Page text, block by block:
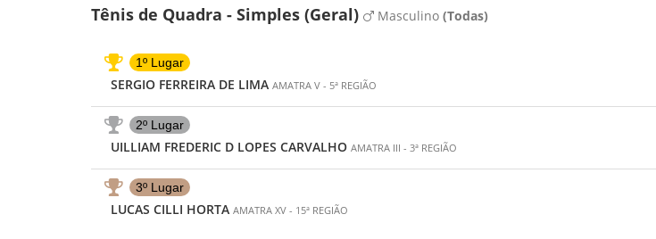
Tênis de Quadra - Simples (Geral) Masculino (Todas)
1º Lugar
SERGIO FERREIRA DE LIMA AMATRA V - 5ª REGIÃO
2º Lugar
UILLIAM FREDERIC D LOPES CARVALHO AMATRA III - 3ª REGIÃO
3º Lugar
LUCAS CILLI HORTA AMATRA XV - 15ª REGIÃO